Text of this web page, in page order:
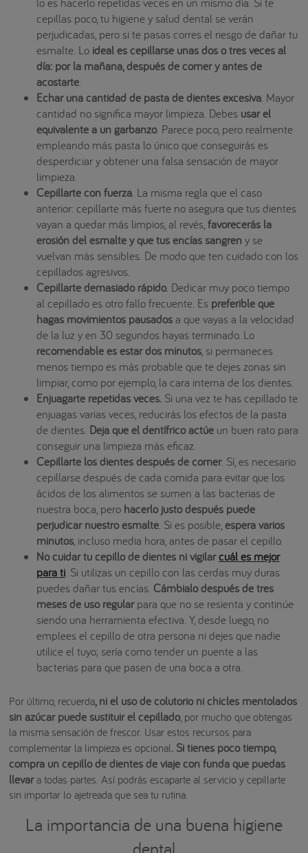
cepillas poco, tu higiene y salud dental se verán
perjudicadas, pero si te pasas corres el riesgo de dañar tu
esmalte. Lo ideal es cepillarse unas dos o tres veces al
día: por la mañana, después de comer y antes de
acostarte.
Echar una cantidad de pasta de dientes excesiva. Mayor
cantidad no significa mayor limpieza. Debes usar el
equivalente a un garbanzo. Parece poco, pero realmente
empleando más pasta lo único que conseguirás es
desperdiciar y obtener una falsa sensación de mayor
limpieza.
Cepillarte con fuerza. La misma regla que el caso
anterior: cepillarte más fuerte no asegura que tus dientes
vayan a quedar más limpios, al revés, favorecerás la
erosión del esmalte y que tus encías sangren y se
vuelvan más sensibles. De modo que ten cuidado con los
cepillados agresivos.
Cepillarte demasiado rápido. Dedicar muy poco tiempo
al cepillado es otro fallo frecuente. Es preferible que
hagas movimientos pausadosa que vayas a la velocidad
de la luz y en 30 segundos hayas terminado. Lo
recomendable es estar dos minutos, si permaneces
menos tiempo es más probable que te dejes zonas sin
limpiar, como por ejemplo, la cara interna de los dientes.
Enjuagarte repetidas veces.Si una vez te has cepillado te
enjuagas varias veces, reducirás los efectos de la pasta
de dientes. Deja que el dentífrico actúeun buen rato para
conseguir una limpieza más eficaz.
Cepillarte los dientes después de comer. Sí, es necesario
cepillarse después de cada comida para evitar que los
ácidos de los alimentos se sumen a las bacterias de
nuestra boca, pero hacerlo justo después puede
perjudicar nuestro esmalte. Si es posible, espera varios
minutos, incluso media hora, antes de pasar el cepillo.
No cuidar tu cepillo de dientes ni vigilarcuál es mejor
para ti. Si utilizas un cepillo con las cerdas muy duras
puedes dañar tus encías. Cámbialo después de tres
meses de uso regularpara que no se resienta y continúe
siendo una herramienta efectiva. Y, desde luego, no
emplees el cepillo de otra persona ni dejes que nadie
utilice el tuyo; sería como tender un puente a las
bacterias para que pasen de una boca a otra.
Por último, recuerda, ni el uso de colutorio ni chicles mentolados
sin azúcar puede sustituir el cepillado, por mucho que obtengas
la misma sensación de frescor. Usar estos recursos para
complementar la limpieza es opcional. Si tienes poco tiempo,
compra un cepillo de dientes de viaje con funda que puedas
llevara todas partes. Así podrás escaparte al servicio y cepillarte
sin importar lo ajetreada que sea tu rutina.
La importancia de una buena higiene
dental